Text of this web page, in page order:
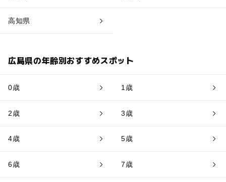
高知県
広島県の年齢別おすすめスポット
0歳 1歳
2歳 3歳
4歳 5歳
6歳 7歳